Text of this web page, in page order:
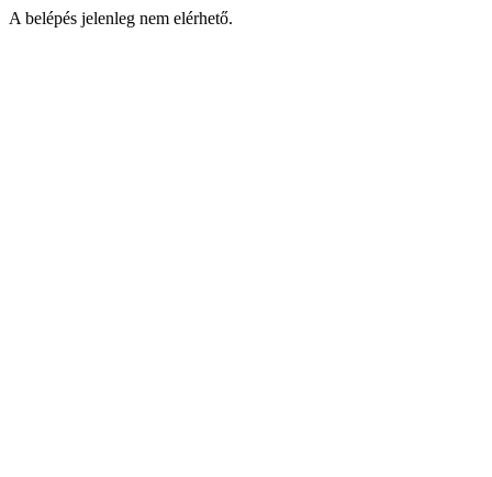
A belépés jelenleg nem elérhető.